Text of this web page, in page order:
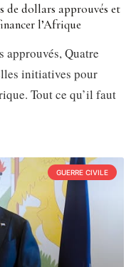
de dollars approuvés et
l’Afrique
Quatre
initiatives pour
Tout ce qu’il faut
GUERRE CIVILE